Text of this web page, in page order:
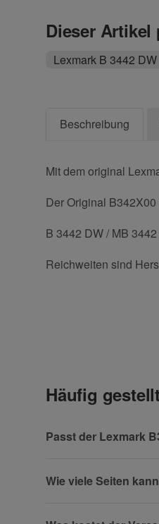
Dieser Artikel
Lexmark B 3442 DW
Beschreibung
Mit dem original
Der Original
B 3442 DW / MB
Reichweiten sind
(* = Pflichtfelder)
Häufig
Passt der Lexmark
Wie viele Seiten